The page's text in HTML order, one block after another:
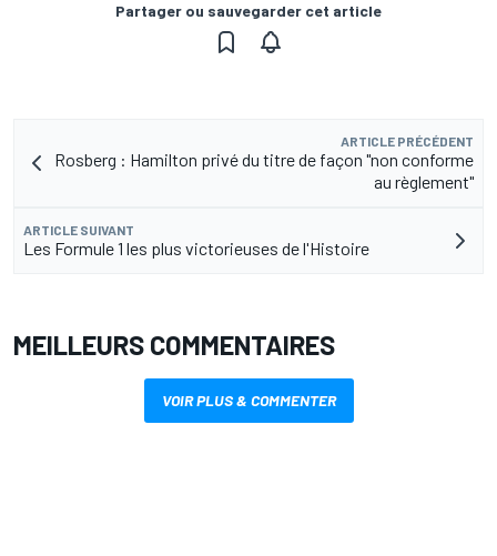
Partager ou sauvegarder cet article
ARTICLE PRÉCÉDENT
Rosberg : Hamilton privé du titre de façon "non conforme
au règlement"
ARTICLE SUIVANT
Les Formule 1 les plus victorieuses de l'Histoire
MEILLEURS COMMENTAIRES
VOIR PLUS & COMMENTER